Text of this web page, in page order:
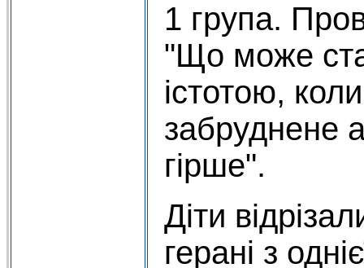
1 група.
"Що може
істотою,
забруднене
гірше".
Діти
герані з